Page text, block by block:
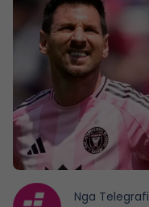
Nga Telegrafi